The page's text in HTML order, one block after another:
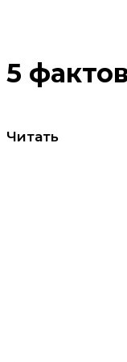
5
Читать